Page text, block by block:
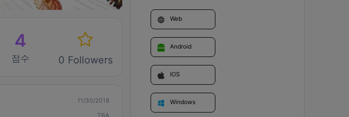
4
점수 0 Followers
11/30/2018
TBA
Web
Android
IOS
Windows